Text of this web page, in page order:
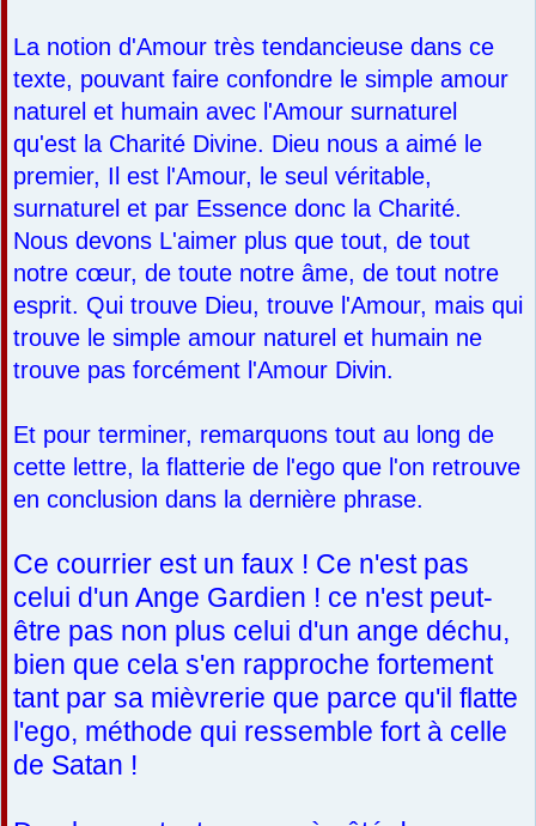
La notion d'Amour très tendancieuse dans ce
texte, pouvant faire confondre le simple amour
naturel et humain avec l'Amour surnaturel
qu'est la Charité Divine. Dieu nous a aimé le
premier, Il est l'Amour, le seul véritable,
surnaturel et par Essence donc la Charité.
Nous devons L'aimer plus que tout, de tout
notre cœur, de toute notre âme, de tout notre
esprit. Qui trouve Dieu, trouve l'Amour, mais qui
trouve le simple amour naturel et humain ne
trouve pas forcément l'Amour Divin.
Et pour terminer, remarquons tout au long de
cette lettre, la flatterie de l'ego que l'on retrouve
en conclusion dans la dernière phrase.
Ce courrier est un faux ! Ce n'est pas
celui d'un Ange Gardien ! ce n'est peut-
être pas non plus celui d'un ange déchu,
bien que cela s'en rapproche fortement
tant par sa mièvrerie que parce qu'il flatte
l'ego, méthode qui ressemble fort à celle
de Satan !